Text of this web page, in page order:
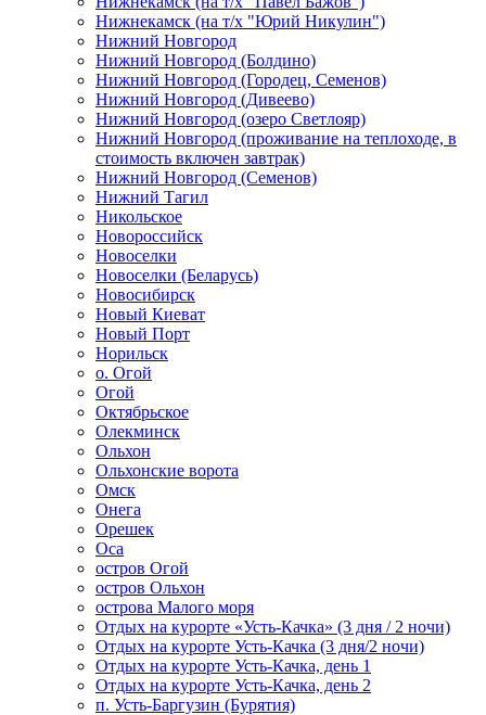
Нижнекамск (на т/х "Юрий Никулин")
Нижний Новгород
Нижний Новгород (Болдино)
Нижний Новгород (Городец, Семенов)
Нижний Новгород (Дивеево)
Нижний Новгород (озеро Светлояр)
Нижний Новгород (проживание на теплоходе, в
стоимость включен завтрак)
Нижний Новгород (Семенов)
Нижний Тагил
Никольское
Новороссийск
Новоселки
Новоселки (Беларусь)
Новосибирск
Новый Киеват
Новый Порт
Норильск
о. Огой
Огой
Октябрьское
Олекминск
Ольхон
Ольхонские ворота
Омск
Онега
Орешек
Оса
остров Огой
остров Ольхон
острова Малого моря
Отдых на курорте «Усть-Качка» (3 дня / 2 ночи)
Отдых на курорте Усть-Качка (3 дня/2 ночи)
Отдых на курорте Усть-Качка, день 1
Отдых на курорте Усть-Качка, день 2
п. Усть-Баргузин (Бурятия)